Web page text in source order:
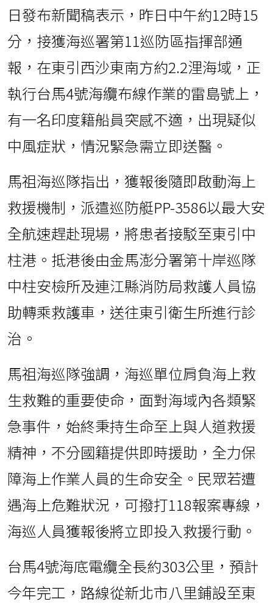
日發布新聞稿表示，昨日中午約12時15
分，接獲海巡署第11巡防區指揮部通
報，在東引西沙東南方約2.2浬海域，正
執行台馬4號海纜布線作業的雷島號上，
有一名印度籍船員突感不適，出現疑似
中風症狀，情況緊急需立即送醫。
馬祖海巡隊指出，獲報後隨即啟動海上
救援機制，派遣巡防艇PP-3586以最大安
全航速趕赴現場，將患者接駁至東引中
柱港。抵港後由金馬澎分署第十岸巡隊
中柱安檢所及連江縣消防局救護人員協
助轉乘救護車，送往東引衛生所進行診
治。
馬祖海巡隊強調，海巡單位肩負海上救
生救難的重要使命，面對海域內各類緊
急事件，始終秉持生命至上與人道救援
精神，不分國籍提供即時援助，全力保
障海上作業人員的生命安全。民眾若遭
遇海上危難狀況，可撥打118報案專線，
海巡人員獲報後將立即投入救援行動。
台馬4號海底電纜全長約303公里，預計
今年完工，路線從新北市八里鋪設至東